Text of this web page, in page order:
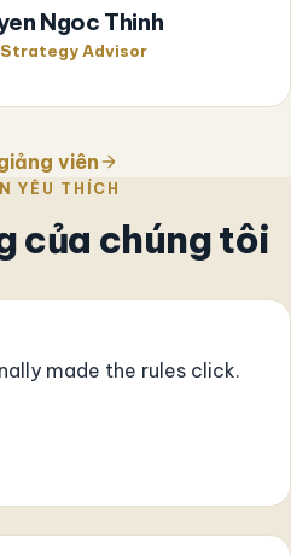
Ngoc Thinh
Advisor
viên
YÊU THÍCH
của chúng tôi
made the rules click.